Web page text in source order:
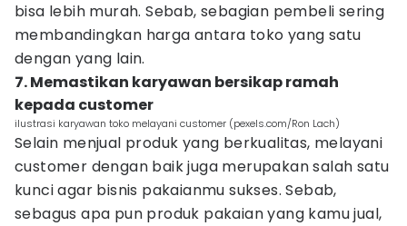
bisa lebih murah. Sebab, sebagian pembeli sering
membandingkan harga antara toko yang satu
dengan yang lain.
7. Memastikan karyawan bersikap ramah
kepada customer
ilustrasi karyawan toko melayani customer (pexels.com/Ron Lach)
Selain menjual produk yang berkualitas, melayani
customer dengan baik juga merupakan salah satu
kunci agar bisnis pakaianmu sukses. Sebab,
sebagus apa pun produk pakaian yang kamu jual,